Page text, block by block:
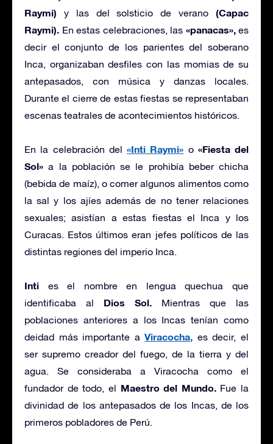
Raymi) y las del solsticio de verano (Capac
Raymi). En estas celebraciones, las «panacas»,es
decir el conjunto de los parientes del soberano
Inca, organizaban desfiles con las momias de su
antepasados, con música y danzas locales.
Durante el cierre de estas fiestas se representaban
escenas teatrales de acontecimientos históricos.
En la celebración del «Inti Raymi» o «Fiesta del
Sol» a la población se le prohibía beber chicha
(bebida de maíz), o comer algunos alimentos como
la sal y los ajíes además de no tener relaciones
sexuales; asistían a estas fiestas el Inca y los
Curacas. Estos últimos eran jefes políticos de las
distintas regiones del imperio Inca.
Inti es el nombre en lengua quechua que
identificaba al Dios Sol. Mientras que las
poblaciones anteriores a los Incas tenían como
deidad más importante aViracocha, es decir, el
ser supremo creador del fuego, de la tierra y del
agua. Se consideraba a Viracocha como el
fundador de todo, el Maestro del Mundo.Fue la
divinidad de los antepasados de los Incas, de los
primeros pobladores de Perú.